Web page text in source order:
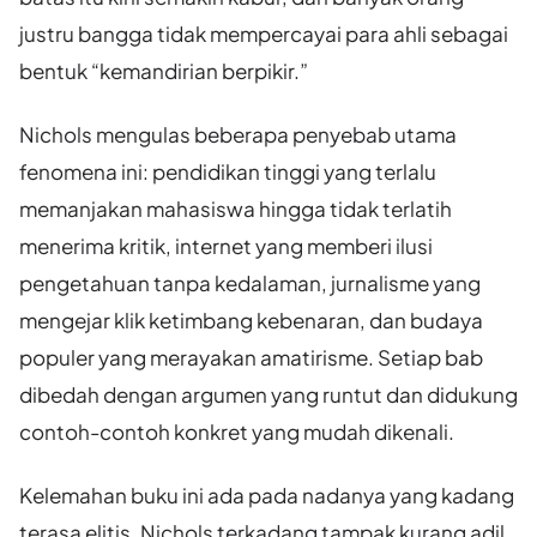
justru bangga tidak mempercayai para ahli sebagai
bentuk “kemandirian berpikir.”
Nichols mengulas beberapa penyebab utama
fenomena ini: pendidikan tinggi yang terlalu
memanjakan mahasiswa hingga tidak terlatih
menerima kritik, internet yang memberi ilusi
pengetahuan tanpa kedalaman, jurnalisme yang
mengejar klik ketimbang kebenaran, dan budaya
populer yang merayakan amatirisme. Setiap bab
dibedah dengan argumen yang runtut dan didukung
contoh-contoh konkret yang mudah dikenali.
Kelemahan buku ini ada pada nadanya yang kadang